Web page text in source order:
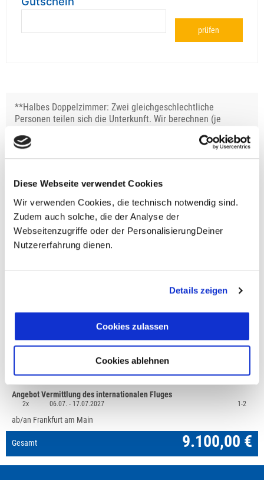
Diese Webseite verwendet Cookies
Wir verwenden Cookies, die technisch notwendig sind.
Zudem auch solche, die der Analyse der
Webseitenzugriffe oder der PersonalisierungDeiner
Nutzererfahrung dienen.
Details zeigen
Cookies zulassen
Cookies ablehnen
prüfen
**Halbes Doppelzimmer: Zwei gleichgeschlechtliche
Personen teilen sich die Unterkunft. Wir berechnen (je
reduzierten oder den gesamten Einzelzimmerzuschlag.
Unsere Reisen und Seminare sind nicht barrierefrei.
Fragen zur Buchung?
+49 (0)711 - 6583 80 80
Preisvorschau
Mindestteilnehmerzahl 8
17.07.2027
Angebot Vermittlung des internationalen Fluges
2x 06.07. -17.07.2027 1-2
ab/an Frankfurt am Main
Gesamt 9.100,00 €